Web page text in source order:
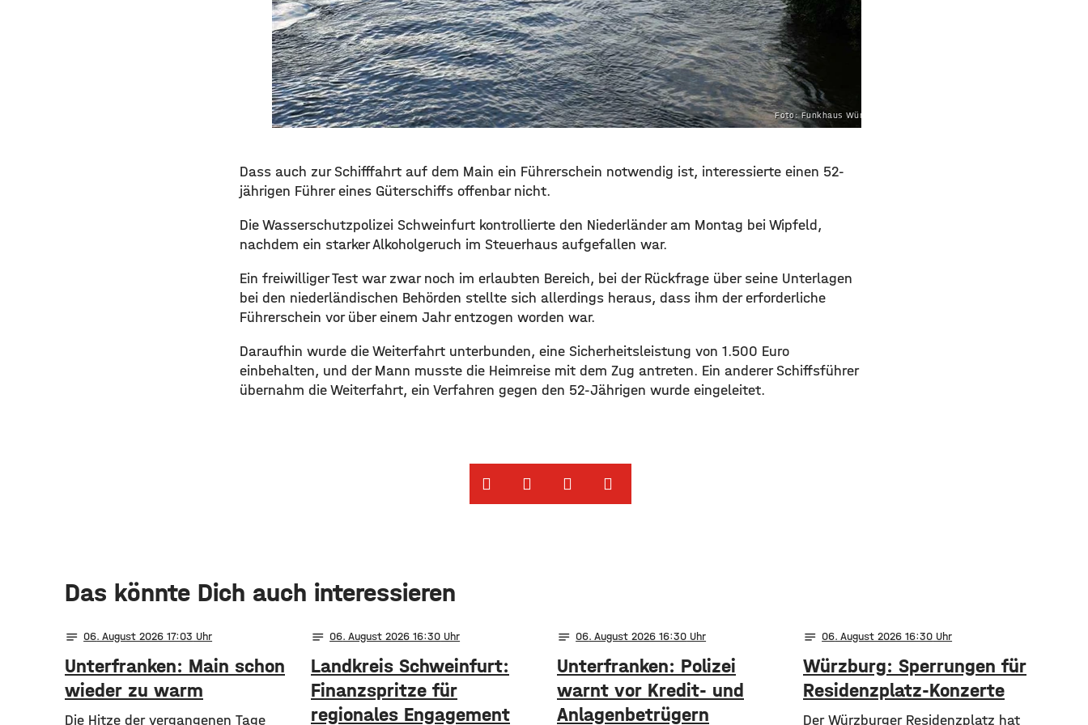
Foto: Funkhaus Würzburg
Dass auch zur Schifffahrt auf dem Main ein Führerschein notwendig ist, interessierte einen 52-
jährigen Führer eines Güterschiffs offenbar nicht.
Die Wasserschutzpolizei Schweinfurt kontrollierte den Niederländer am Montag bei Wipfeld,
nachdem ein starker Alkoholgeruch im Steuerhaus aufgefallen war.
Ein freiwilliger Test war zwar noch im erlaubten Bereich, bei der Rückfrage über seine Unterlagen
bei den niederländischen Behörden stellte sich allerdings heraus, dass ihm der erforderliche
Führerschein vor über einem Jahr entzogen worden war.
Daraufhin wurde die Weiterfahrt unterbunden, eine Sicherheitsleistung von 1.500 Euro
einbehalten, und der Mann musste die Heimreise mit dem Zug antreten. Ein anderer Schiffsführer
übernahm die Weiterfahrt, ein Verfahren gegen den 52-Jährigen wurde eingeleitet.
Das könnte Dich auch interessieren
notes 06. August 2026 17:03
Unterfranken: Main schon
wieder zu warm
Die Hitze der vergangenen Tage
notes 06. August 2026 16:30
Landkreis Schweinfurt:
Finanzspritze für
regionales Engagement
notes 06. August 2026 16:30
Unterfranken: Polizei
warnt vor Kredit- und
Anlagenbetrügern
notes 06. August 2026 16:30
Würzburg: Sperrungen für
Residenzplatz-Konzerte
Der Würzburger Residenzplatz hat